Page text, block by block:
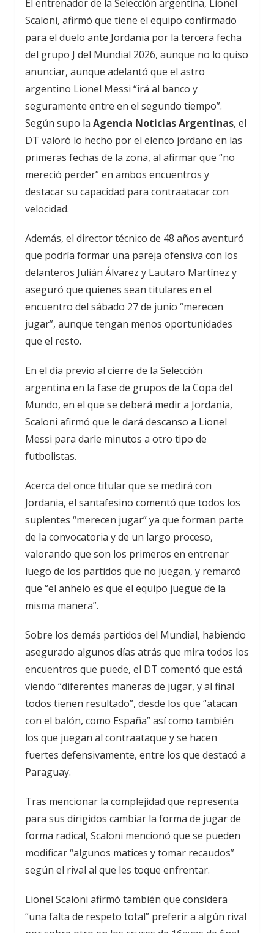
El entrenador de la Selección argentina, Lionel
Scaloni, afirmó que tiene el equipo confirmado
para el duelo ante Jordania por la tercera fecha
del grupo J del Mundial 2026, aunque no lo quiso
anunciar, aunque adelantó que el astro
argentino Lionel Messi “irá al banco y
seguramente entre en el segundo tiempo”.
Según supo la Agencia Noticias Argentinas, el
DT valoró lo hecho por el elenco jordano en las
primeras fechas de la zona, al afirmar que “no
mereció perder” en ambos encuentros y
destacar su capacidad para contraatacar con
velocidad.
Además, el director técnico de 48 años aventuró
que podría formar una pareja ofensiva con los
delanteros Julián Álvarez y Lautaro Martínez y
aseguró que quienes sean titulares en el
encuentro del sábado 27 de junio “merecen
jugar”, aunque tengan menos oportunidades
que el resto.
En el día previo al cierre de la Selección
argentina en la fase de grupos de la Copa del
Mundo, en el que se deberá medir a Jordania,
Scaloni afirmó que le dará descanso a Lionel
Messi para darle minutos a otro tipo de
futbolistas.
Acerca del once titular que se medirá con
Jordania, el santafesino comentó que todos los
suplentes “merecen jugar” ya que forman parte
de la convocatoria y de un largo proceso,
valorando que son los primeros en entrenar
luego de los partidos que no juegan, y remarcó
que “el anhelo es que el equipo juegue de la
misma manera”.
Sobre los demás partidos del Mundial, habiendo
asegurado algunos días atrás que mira todos los
encuentros que puede, el DT comentó que está
viendo “diferentes maneras de jugar, y al final
todos tienen resultado”, desde los que “atacan
con el balón, como España” así como también
los que juegan al contraataque y se hacen
fuertes defensivamente, entre los que destacó a
Paraguay.
Tras mencionar la complejidad que representa
para sus dirigidos cambiar la forma de jugar de
forma radical, Scaloni mencionó que se pueden
modificar “algunos matices y tomar recaudos”
según el rival al que les toque enfrentar.
Lionel Scaloni afirmó también que considera
“una falta de respeto total” preferir a algún rival